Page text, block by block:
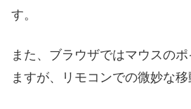
す。
また、ブラウザではマウスの
ますが、リモコンでの微妙な移